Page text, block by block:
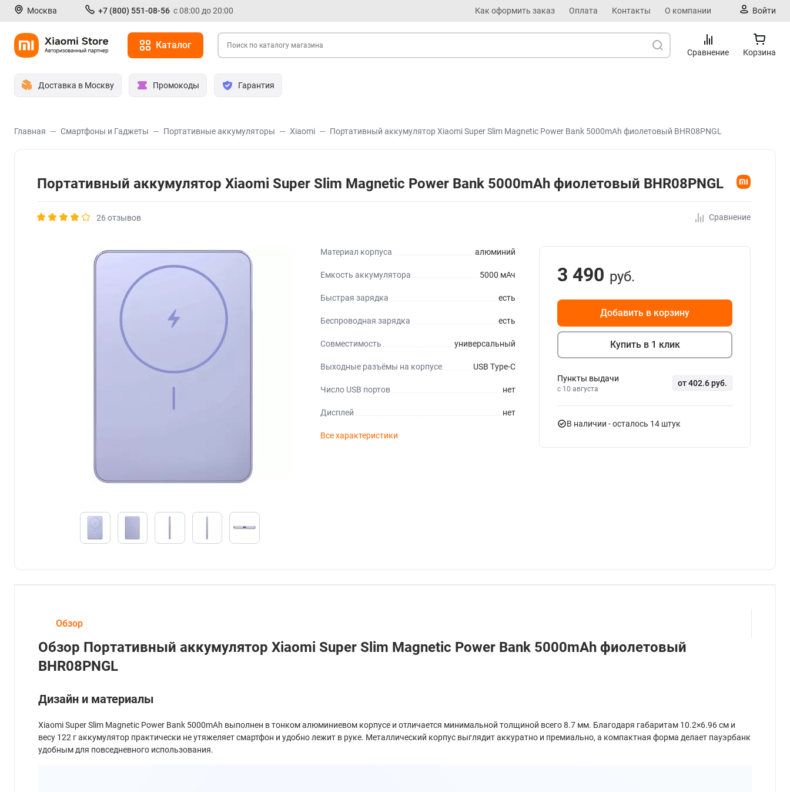
Москва +7 (800) 551-08-56 с 08:00 до 20:00 Как оформить заказ Оплата Контакты О компании Войти
Каталог
Сравнение Корзина
Доставка в Москву Промокоды Гарантия
Главная Смартфоны и Гаджеты Портативные аккумуляторы Xiaomi Портативный аккумулятор Xiaomi Super Slim Magnetic Power Bank 5000mAh фиолетовый BHR08PNGL
Портативный аккумулятор Xiaomi Super Slim Magnetic Power Bank 5000mAh фиолетовый BHR08PNGL
26 отзывов Сравнение
Материал корпуса алюминий
Емкость аккумулятора 5000 мАч
Быстрая зарядка есть
Беспроводная зарядка есть
Совместимость универсальный
Выходные разъёмы на корпусе USB Type-C
Число USB портов нет
Дисплей нет
Все характеристики
3 490 руб.
Добавить в корзину
Купить в 1 клик
Пункты выдачи
c 10 августа
от 402.6 руб.
В наличии - осталось 14 штук
Обзор
Обзор Портативный аккумулятор Xiaomi Super Slim Magnetic Power Bank 5000mAh фиолетовый
BHR08PNGL
Дизайн и материалы
Xiaomi Super Slim Magnetic Power Bank 5000mAh выполнен в тонком алюминиевом корпусе и отличается минимальной толщиной всего 8.7 мм. Благодаря габаритам 10.2×6.96 см и
весу 122 г аккумулятор практически не утяжеляет смартфон и удобно лежит в руке. Металлический корпус выглядит аккуратно и премиально, а компактная форма делает пауэрбанк
удобным для повседневного использования.